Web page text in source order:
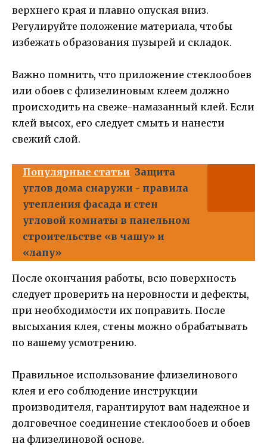
верхнего края и плавно опуская вниз.
Регулируйте положение материала, чтобы
избежать образования пузырей и складок.
Важно помнить, что приложение стеклообоев
или обоев с флизелиновым клеем должно
происходить на свеже-намазанный клей. Если
клей высох, его следует смыть и нанести
свежий слой.
Популярные статьи Защита
углов дома снаружи - правила
утепления фасада и стен
угловой комнаты в панельном
строительстве «в чашу» и
«лапу»
После окончания работы, всю поверхность
следует проверить на неровности и дефекты,
при необходимости их поправить. После
высыхания клея, стены можно обрабатывать
по вашему усмотрению.
Правильное использование флизелинового
клея и его соблюдение инструкции
производителя, гарантируют вам надежное и
долговечное соединение стеклообоев и обоев
на флизелиновой основе.